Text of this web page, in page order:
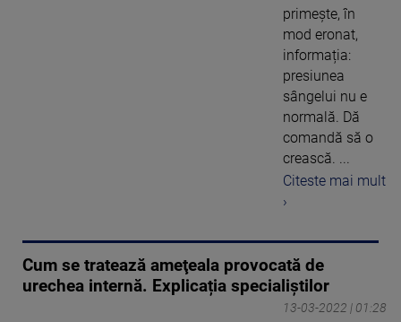
primește, în
mod eronat,
informația:
presiunea
sângelui nu e
normală. Dă
comandă să o
crească. ...
Citeste mai mult
›
Cum se tratează ameţeala provocată de
urechea internă. Explicația specialiștilor
13-03-2022 | 01:28